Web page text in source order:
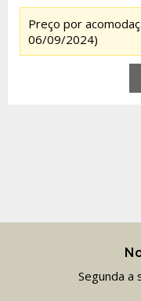
Preço por
06/09/2024)
Segunda a